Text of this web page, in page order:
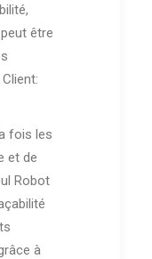
être
fois les
et de
Robot
à